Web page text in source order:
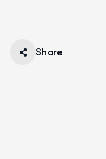
Share